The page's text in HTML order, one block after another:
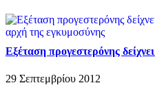
Εξέταση προγεστερόνης
29 Σεπτεμβρίου 2012